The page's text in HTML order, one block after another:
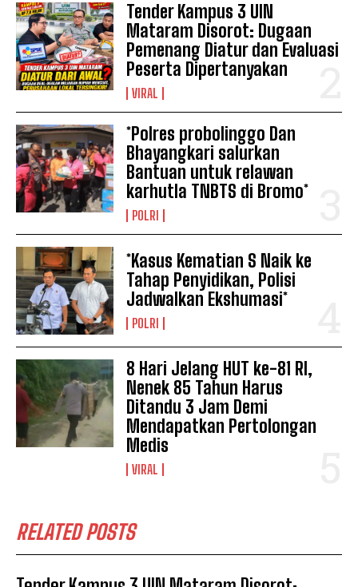
Tender Kampus 3 UIN
Mataram Disorot: Dugaan
Pemenang Diatur dan Evaluasi
Peserta Dipertanyakan
VIRAL
*Polres probolinggo Dan
Bhayangkari salurkan
Bantuan untuk relawan
karhutla TNBTS di Bromo*
POLRI
*Kasus Kematian S Naik ke
Tahap Penyidikan, Polisi
Jadwalkan Ekshumasi*
POLRI
8 Hari Jelang HUT ke-81 RI,
Nenek 85 Tahun Harus
Ditandu 3 Jam Demi
Mendapatkan Pertolongan
Medis
VIRAL
RELATED POSTS